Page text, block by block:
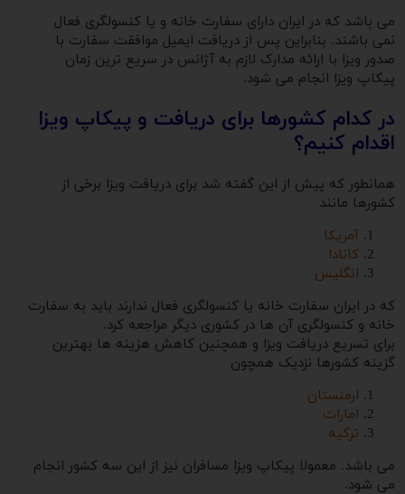
می باشد که در ایران دارای سفارت خانه و یا کنسولگری فعال
نمی باشند. بنابراین پس از دریافت ایمیل موافقت سفارت با
صدور ویزا با ارائه مدارک لازم به آژانس در سریع ترین زمان
پیکاپ ویزا انجام می شود.
در کدام کشورها برای دریافت و پیکاپ ویزا
اقدام کنیم؟
همانطور که پیش از این گفته شد برای دریافت ویزا برخی از
کشورها مانند
آمریکا
کانادا
انگلیس
که در ایران سفارت خانه یا کنسولگری فعال ندارند باید به سفارت
خانه و کنسولگری آن ها در کشوری دیگر مراجعه کرد.
برای تسریع دریافت ویزا و همچنین کاهش هزینه ها بهترین
گزینه کشورها نزدیک همچون
ارمنستان
امارات
ترکیه
می باشد. معمولا پیکاپ ویزا مسافران نیز از این سه کشور انجام
می شود.